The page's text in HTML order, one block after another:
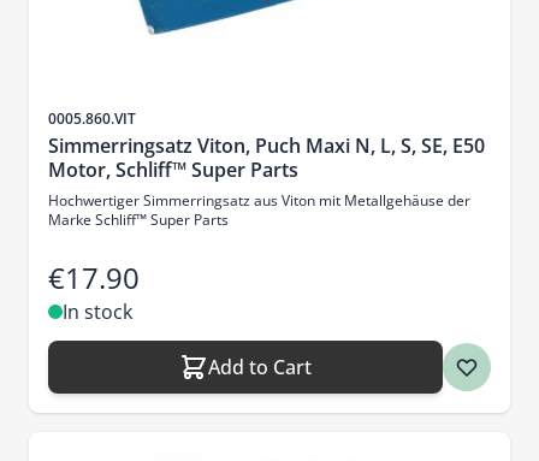
Sku
0005.860.VIT
Simmerringsatz Viton, Puch Maxi N, L, S, SE, E50
Motor, Schliff™ Super Parts
Hochwertiger Simmerringsatz aus Viton mit Metallgehäuse der
Marke Schliff™ Super Parts
€17.90
In stock
Add to Cart